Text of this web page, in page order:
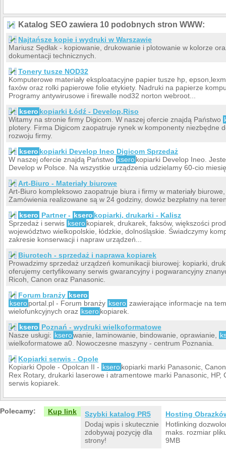
Katalog SEO zawiera 10 podobnych stron WWW:
Najtańsze kopie i wydruki w Warszawie
Mariusz Sędłak - kopiowanie, drukowanie i plotowanie w kolorze
dokumentacji technicznych.
Tonery tusze NOD32
Komputerowe materiały eksploatacyjne papier tusze hp,
faxów oraz rolki papierowe folie etykiety. Nadruki na papierze
Programy antywirusowe i firewalle nod32 norton webroot...
ksero kopiarki Łódź - Develop,Riso
Witamy na stronie firmy Digicom. W naszej ofercie znajdą Państwo
plotery. Firma Digicom zaopatruje rynek w komponenty niezbędne
rozwoju firmy.
ksero kopiarki Develop Ineo Digicom Sprzedaż
W naszej ofercie znajdą Państwo kserokopiarki Develop Ineo.
Develop w Polsce. Na wszystkie urządzenia udzielamy 60-cio
Art-Biuro - Materiały biurowe
Art-Biuro kompleksowo zaopatruje biura i firmy w materiały
Zamówienia realizowane są w 24 godziny, dowóz bezpłatny na
ksero Partner - ksero kopiarki, drukarki - Kalisz
Sprzedaż i serwis kserokopiarek, drukarek, faksów, większości
województwo wielkopolskie, łódzkie, dolnośląskie. Świadczymy
zakresie konserwacji i napraw urządzeń...
Biurotech - sprzedaż i naprawa kopiarek
Prowadzimy sprzedaż urządzeń komunikacji biurowej: kopiarki,
oferujemy certyfikowany serwis gwarancyjny i pogwarancyjny
Ricoh, Canon oraz Panasonic.
Forum branży ksero
kseroportal.pl - Forum branży ksero zawierające informacje na
wielofunkcyjnych oraz kserokopiarek.
ksero Poznań - wydruki wielkoformatowe
Nasze usługi: kserowanie, laminowanie, bindowanie, oprawianie,
wielkoformatowe a0. Nowoczesne maszyny - centrum Poznania.
Kopiarki serwis - Opole
Kopiarki Opole - Opolcan II - kserokopiarki marki Panasonic,
Rex Rotary, drukarki laserowe i atramentowe marki Panasonic, HP,
serwis kopiarek.
Polecamy: Kup link
Szybki katalog PR5
Dodaj wpis i skutecznie
zdobywaj pozycję dla
strony!
Hosting
Hotlinking
maks. rozmiar
9MB